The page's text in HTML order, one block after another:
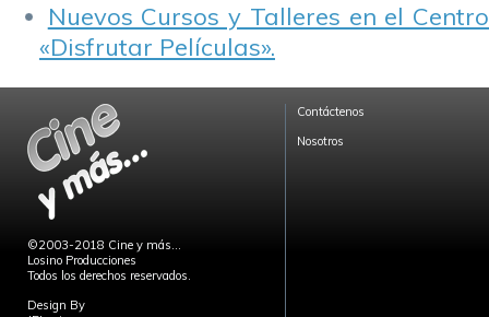
Nuevos Cursos y Talleres en el
«Disfrutar Películas».
©2003-2018 Cine y más...
Losino Producciones
Todos los derechos reservados.
Design By
Contáctenos
Nosotros